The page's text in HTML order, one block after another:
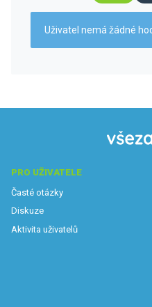
Uživatel nemá žádné
PRO UŽIVATELE
Časté otázky
Diskuze
Aktivita uživatelů